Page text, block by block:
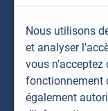
Nous utilisons
et analyser
vous n'acceptez
fonctionnement
également